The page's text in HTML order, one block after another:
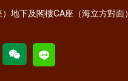
地下及閣樓CA座（海立方對面）